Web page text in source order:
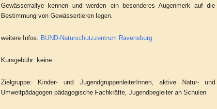
Gewässerrallye kennen und werden ein besonderes Augenmerk auf die
Bestimmung von Gewässertieren legen.
weitere Infos: BUND-Naturschutzzentrum Ravensburg
Kursgebühr: keine
Zielgruppe: Kinder- und JugendgruppenleiterInnen, aktive Natur- und
Umweltpädagogen pädagogische Fachkräfte, Jugendbegleiter an Schulen